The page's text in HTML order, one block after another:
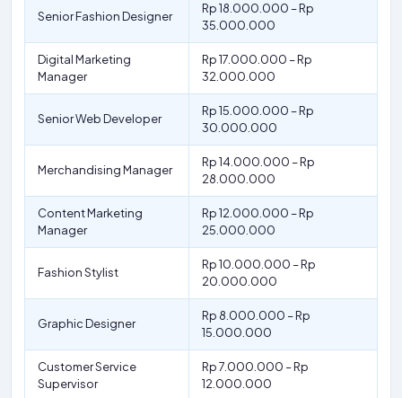
Senior Fashion Designer
Rp 18.000.000 – Rp
35.000.000
Digital Marketing
Manager
Rp 17.000.000 – Rp
32.000.000
Senior Web Developer
Rp 15.000.000 – Rp
30.000.000
Merchandising Manager
Rp 14.000.000 – Rp
28.000.000
Content Marketing
Manager
Rp 12.000.000 – Rp
25.000.000
Fashion Stylist
Rp 10.000.000 – Rp
20.000.000
Graphic Designer
Rp 8.000.000 – Rp
15.000.000
Customer Service
Supervisor
Rp 7.000.000 – Rp
12.000.000